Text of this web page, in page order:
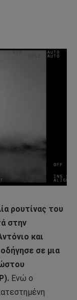
ρουτίνας του
στην
και
σε μια
Ενώ ο